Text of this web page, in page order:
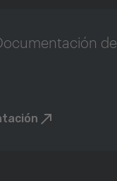
de